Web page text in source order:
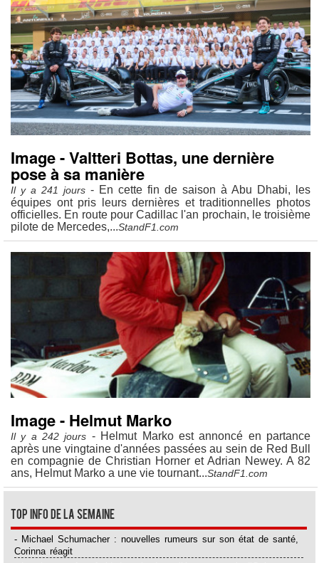
Image - Valtteri Bottas, une dernière
pose à sa manière
Il y a 241 jours - En cette fin de saison à Abu Dhabi, les
équipes ont pris leurs dernières et traditionnelles photos
officielles. En route pour Cadillac l'an prochain, le troisième
pilote de Mercedes,...StandF1.com
Image - Helmut Marko
Il y a 242 jours - Helmut Marko est annoncé en partance
après une vingtaine d'années passées au sein de Red Bull
en compagnie de Christian Horner et Adrian Newey. A 82
ans, Helmut Marko a une vie tournant...StandF1.com
Top Info de la semaine
- Michael Schumacher : nouvelles rumeurs sur son état de santé,
Corinna réagit